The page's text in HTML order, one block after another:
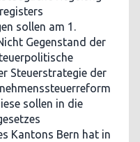
sollen am 1.
Gegenstand der
Steuerstrategie der
sollen in die
Kantons Bern hat in